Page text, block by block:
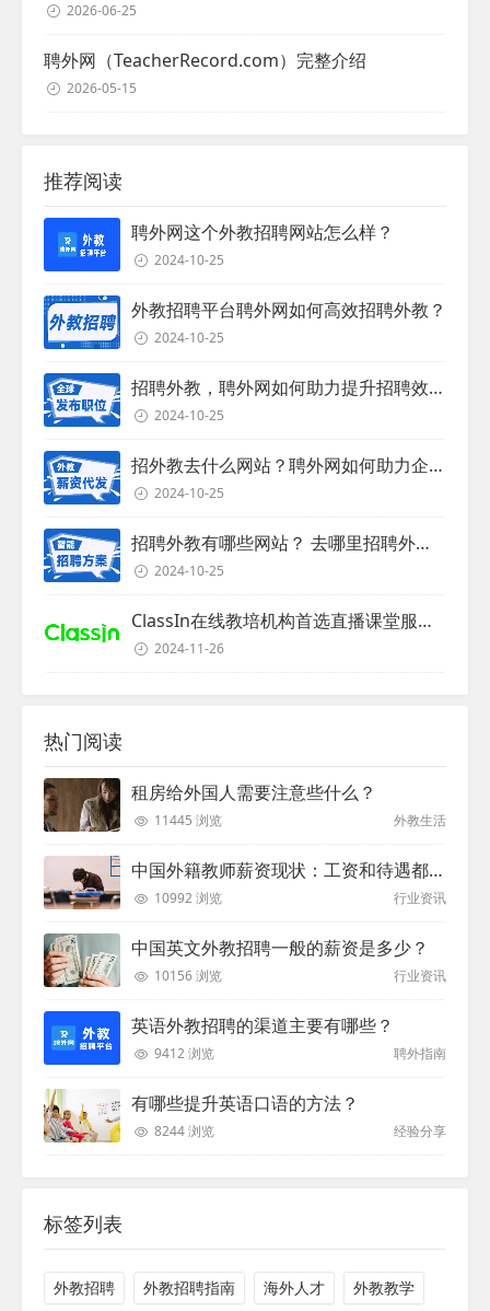
2026-06-25
聘外网（TeacherRecord.com）完整介绍
2026-05-15
推荐阅读
聘外网这个外教招聘网站怎么样？
2024-10-25
外教招聘平台聘外网如何高效招聘外教？
2024-10-25
招聘外教，聘外网如何助力提升招聘效率？
2024-10-25
招外教去什么网站？聘外网如何助力企业外教招聘
2024-10-25
招聘外教有哪些网站？ 去哪里招聘外教？
2024-10-25
ClassIn在线教培机构首选直播课堂服务商
2024-11-26
热门阅读
租房给外国人需要注意些什么？
11445 浏览 外教生活
中国外籍教师薪资现状：工资和待遇都非常高
10992 浏览 行业资讯
中国英文外教招聘一般的薪资是多少？
10156 浏览 行业资讯
英语外教招聘的渠道主要有哪些？
9412 浏览 聘外指南
有哪些提升英语口语的方法？
8244 浏览 经验分享
标签列表
外教招聘 外教招聘指南 海外人才 外教教学